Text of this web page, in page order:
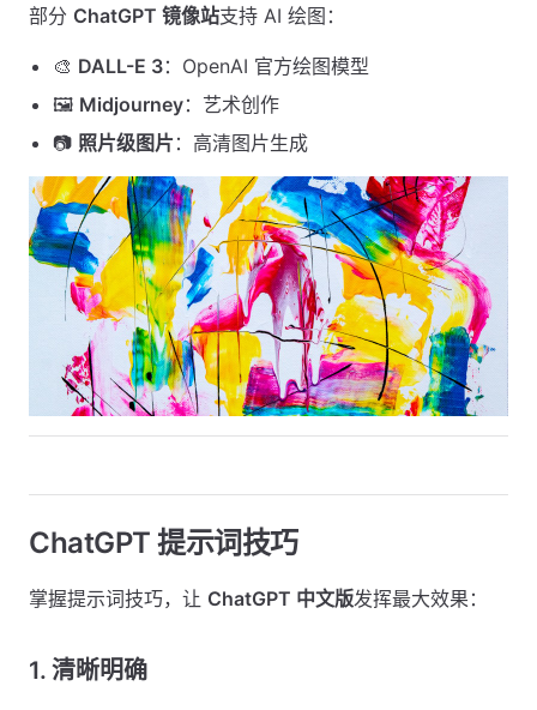
部分 ChatGPT 镜像站支持 AI 绘图：
🎨 DALL-E 3：OpenAI 官方绘图模型
🖼️ Midjourney：艺术创作
📷 照片级图片 ：高清图片生成
ChatGPT 提示词技巧
掌握提示词技巧，让 ChatGPT 中文版发挥最大效果：
1. 清晰明确